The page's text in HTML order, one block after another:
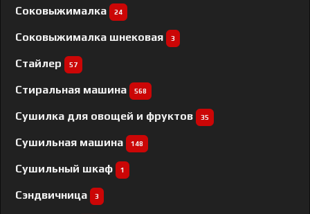
Соковыжималка 24
Соковыжималка шнековая 3
Стайлер 57
Стиральная машина 568
Сушилка для овощей и фруктов 35
Сушильная машина 148
Сушильный шкаф 1
Сэндвичница 3